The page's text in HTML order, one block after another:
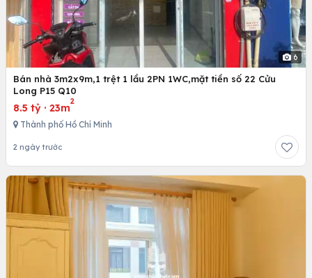
6
Bán nhà 3m2x9m,1 trệt 1 lầu 2PN 1WC,mặt tiền số 22 Cửu
Long P15 Q10
8.5 tỷ · 23m
2
Thành phố Hồ Chí Minh
2 ngày trước